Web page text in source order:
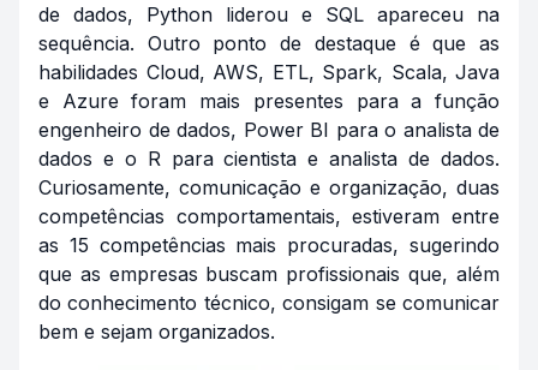
de dados, Python liderou e SQL apareceu na
sequência. Outro ponto de destaque é que as
habilidades Cloud, AWS, ETL, Spark, Scala, Java
e Azure foram mais presentes para a função
engenheiro de dados, Power BI para o analista de
dados e o R para cientista e analista de dados.
Curiosamente, comunicação e organização, duas
competências comportamentais, estiveram entre
as 15 competências mais procuradas, sugerindo
que as empresas buscam profissionais que, além
do conhecimento técnico, consigam se comunicar
bem e sejam organizados.